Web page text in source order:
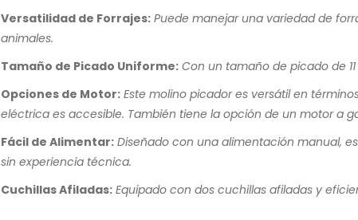
Versatilidad de Forrajes: Puede manejar una variedad de
animales.
Tamaño de Picado Uniforme: Con un tamaño de picado de
Opciones de Motor: Este molino picador es versátil en
eléctrica es accesible. También tiene la opción de un motor a
Fácil de Alimentar: Diseñado con una alimentación manual,
sin experiencia técnica.
Cuchillas Afiladas: Equipado con dos cuchillas afiladas y